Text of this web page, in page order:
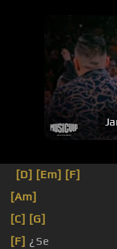
[D] [Em] [F]
[Am]
[C] [G]
[F] ¿Se